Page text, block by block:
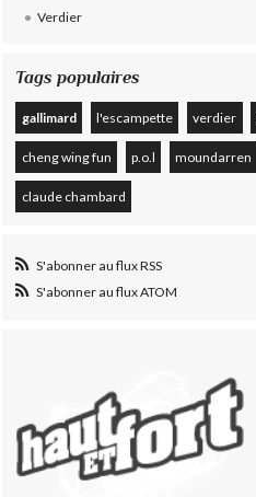
Verdier
Tags populaires
gallimard l'escampette verdier
cheng wing fun p.o.l moundarren
claude chambard
S'abonner au flux RSS
S'abonner au flux ATOM